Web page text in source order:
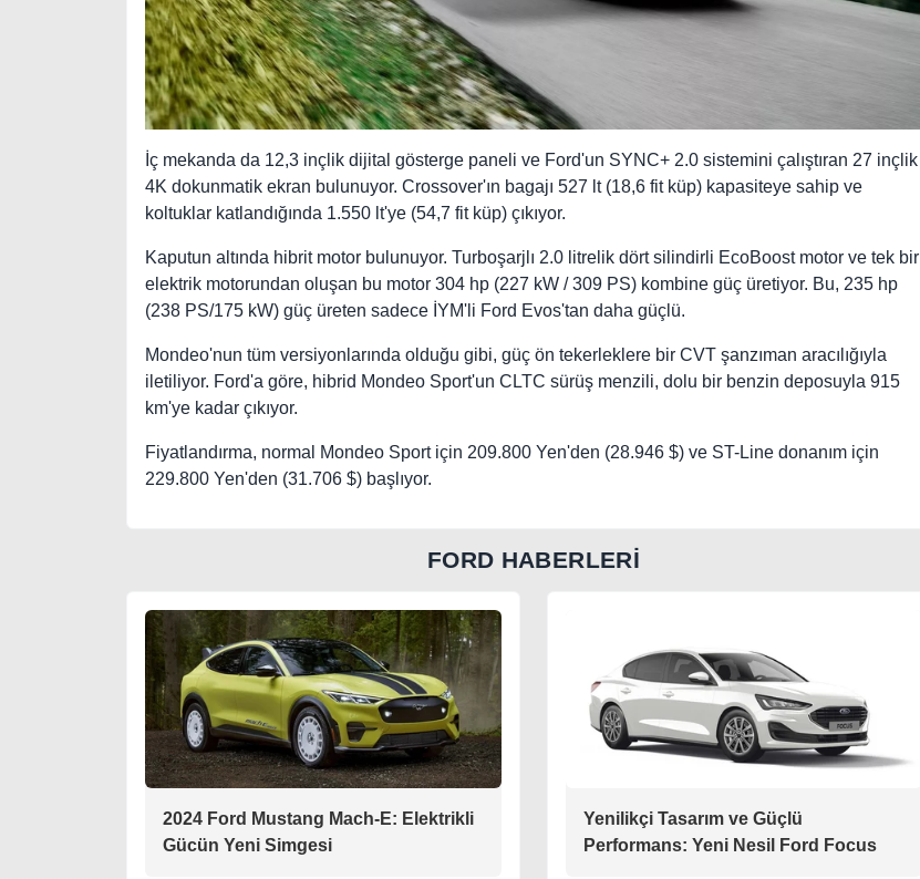
İç mekanda da 12,3 inçlik dijital gösterge paneli ve Ford'un SYNC+ 2.0 sistemini çalıştıran 27 inçlik
4K dokunmatik ekran bulunuyor. Crossover'ın bagajı 527 lt (18,6 fit küp) kapasiteye sahip ve
koltuklar katlandığında 1.550 lt'ye (54,7 fit küp) çıkıyor.
Kaputun altında hibrit motor bulunuyor. Turboşarjlı 2.0 litrelik dört silindirli EcoBoost motor ve tek bir
elektrik motorundan oluşan bu motor 304 hp (227 kW / 309 PS) kombine güç üretiyor. Bu, 235 hp
(238 PS/175 kW) güç üreten sadece İYM'li Ford Evos'tan daha güçlü.
Mondeo'nun tüm versiyonlarında olduğu gibi, güç ön tekerleklere bir CVT şanzıman aracılığıyla
iletiliyor. Ford'a göre, hibrid Mondeo Sport'un CLTC sürüş menzili, dolu bir benzin deposuyla 915
km'ye kadar çıkıyor.
Fiyatlandırma, normal Mondeo Sport için 209.800 Yen'den (28.946 $) ve ST-Line donanım için
229.800 Yen'den (31.706 $) başlıyor.
FORD HABERLERİ
2024 Ford Mustang Mach-E: Elektrikli
Gücün Yeni Simgesi
Yenilikçi Tasarım ve Güçlü
Performans: Yeni Nesil Ford Focus